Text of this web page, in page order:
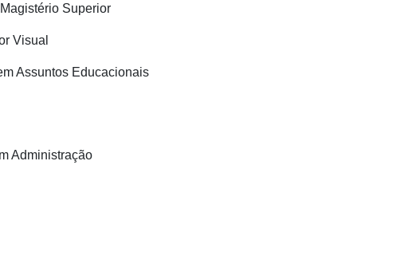
Superior
Visual
Assuntos Educacionais
Administração